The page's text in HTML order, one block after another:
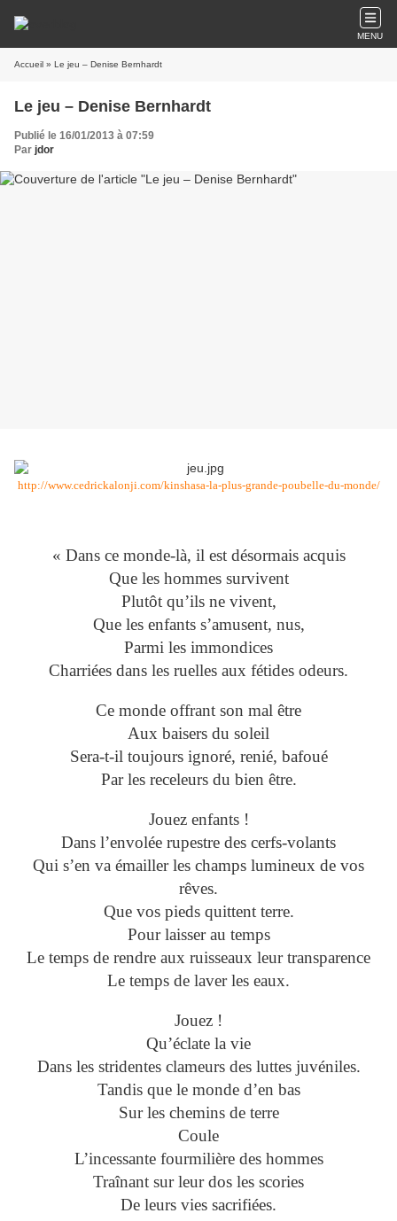
MENU
Accueil » Le jeu – Denise Bernhardt
Le jeu – Denise Bernhardt
Publié le 16/01/2013 à 07:59
Par jdor
http://www.cedrickalonji.com/kinshasa-la-plus-grande-poubelle-du-monde/
« Dans ce monde-là, il est désormais acquis
Que les hommes survivent
Plutôt qu’ils ne vivent,
Que les enfants s’amusent, nus,
Parmi les immondices
Charriées dans les ruelles aux fétides odeurs.
Ce monde offrant son mal être
Aux baisers du soleil
Sera-t-il toujours ignoré, renié, bafoué
Par les receleurs du bien être.
Jouez enfants !
Dans l’envolée rupestre des cerfs-volants
Qui s’en va émailler les champs lumineux de vos
rêves.
Que vos pieds quittent terre.
Pour laisser au temps
Le temps de rendre aux ruisseaux leur transparence
Le temps de laver les eaux.
Jouez !
Qu’éclate la vie
Dans les stridentes clameurs des luttes juvéniles.
Tandis que le monde d’en bas
Sur les chemins de terre
Coule
L’incessante fourmilière des hommes
Traînant sur leur dos les scories
De leurs vies sacrifiées.